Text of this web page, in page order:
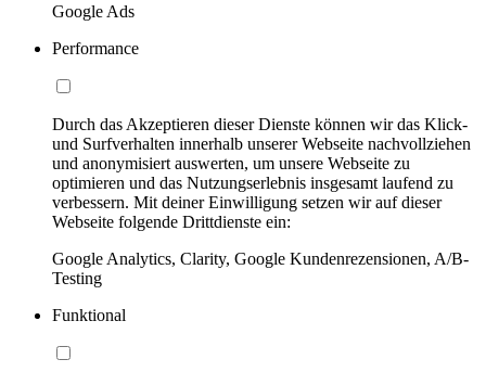
Google Ads
Performance
Durch das Akzeptieren dieser Dienste können wir das Klick-
und Surfverhalten innerhalb unserer Webseite nachvollziehen
und anonymisiert auswerten, um unsere Webseite zu
optimieren und das Nutzungserlebnis insgesamt laufend zu
verbessern. Mit deiner Einwilligung setzen wir auf dieser
Webseite folgende Drittdienste ein:
Google Analytics, Clarity, Google Kundenrezensionen, A/B-
Testing
Funktional